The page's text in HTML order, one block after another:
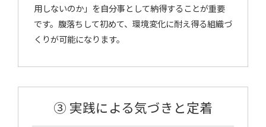
用しないのか」を自分事として納得することが重要
です。腹落ちして初めて、環境変化に耐え得る組織づ
くりが可能になります。
③ 実践による気づきと定着